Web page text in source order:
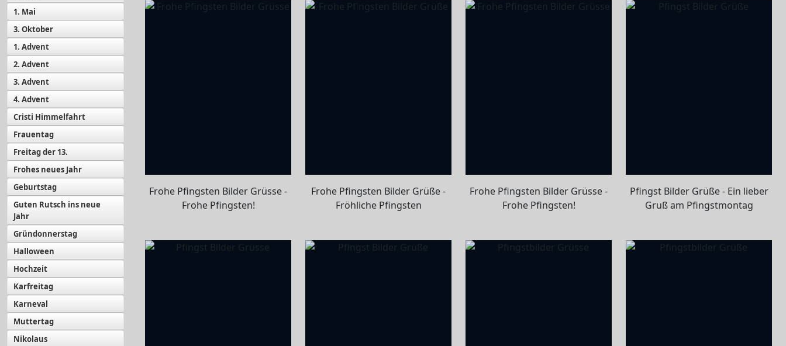
1. Mai
3. Oktober
1. Advent
2. Advent
3. Advent
4. Advent
Cristi Himmelfahrt
Frauentag
Freitag der 13.
Frohes neues Jahr
Geburtstag
Guten Rutsch ins neue
Jahr
Gründonnerstag
Halloween
Hochzeit
Karfreitag
Karneval
Muttertag
Nikolaus
Frohe Pfingsten Bilder Grüsse -
Frohe Pfingsten!
Frohe Pfingsten Bilder Grüße -
Fröhliche Pfingsten
Frohe Pfingsten Bilder Grüsse -
Frohe Pfingsten!
Pfingst Bilder Grüße - Ein lieber
Gruß am Pfingstmontag